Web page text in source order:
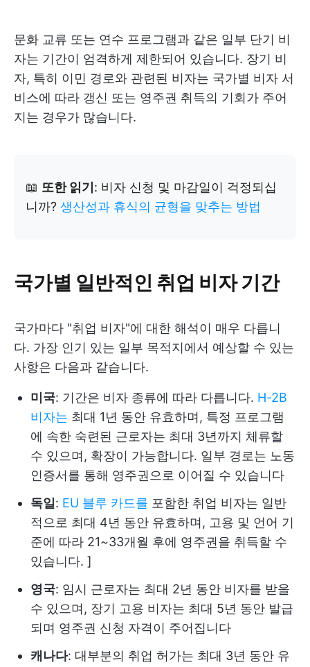
문화 교류 또는 연수 프로그램과 같은 일부 단기 비
자는 기간이 엄격하게 제한되어 있습니다. 장기 비
자, 특히 이민 경로와 관련된 비자는 국가별 비자 서
비스에 따라 갱신 또는 영주권 취득의 기회가 주어
지는 경우가 많습니다.
📖 또한 읽기 : 비자 신청 및 마감일이 걱정되십
니까? 생산성과 휴식의 균형을 맞추는 방법
국가별 일반적인 취업 비자 기간
국가마다 "취업 비자"에 대한 해석이 매우 다릅니
다. 가장 인기 있는 일부 목적지에서 예상할 수 있는
사항은 다음과 같습니다.
미국: 기간은 비자 종류에 따라 다릅니다. H-2B
비자는 최대 1년 동안 유효하며, 특정 프로그램
에 속한 숙련된 근로자는 최대 3년까지 체류할
수 있으며, 확장이 가능합니다. 일부 경로는 노동
인증서를 통해 영주권으로 이어질 수 있습니다
독일 : EU 블루 카드를 포함한 취업 비자는 일반
적으로 최대 4년 동안 유효하며, 고용 및 언어 기
준에 따라 21~33개월 후에 영주권을 취득할 수
있습니다. ]
영국: 임시 근로자는 최대 2년 동안 비자를 받을
수 있으며, 장기 고용 비자는 최대 5년 동안 발급
되며 영주권 신청 자격이 주어집니다
캐나다: 대부분의 취업 허가는 최대 3년 동안 유